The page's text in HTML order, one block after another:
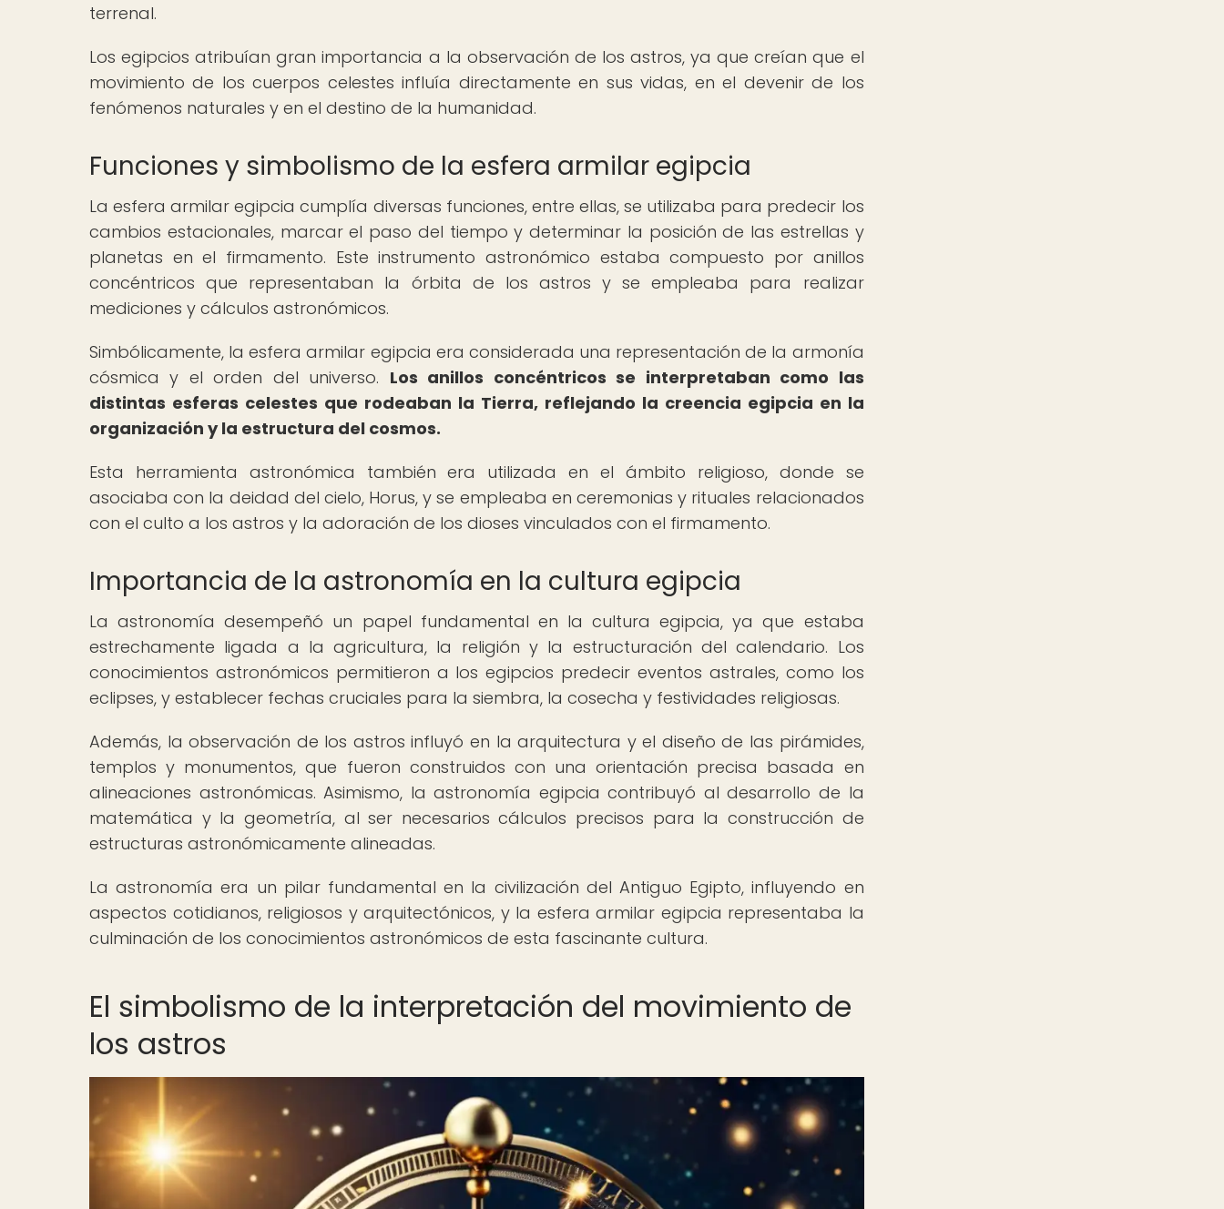
terrenal.
Los egipcios atribuían gran importancia a la observación de los astros, ya que creían que el
movimiento de los cuerpos celestes influía directamente en sus vidas, en el devenir de los
fenómenos naturales y en el destino de la humanidad.
Funciones y simbolismo de la esfera armilar egipcia
La esfera armilar egipcia cumplía diversas funciones, entre ellas, se utilizaba para predecir los
cambios estacionales, marcar el paso del tiempo y determinar la posición de las estrellas y
planetas en el firmamento. Este instrumento astronómico estaba compuesto por anillos
concéntricos que representaban la órbita de los astros y se empleaba para realizar
mediciones y cálculos astronómicos.
Simbólicamente, la esfera armilar egipcia era considerada una representación de la armonía
cósmica y el orden del universo. Los anillos concéntricos se interpretaban como las
distintas esferas celestes que rodeaban la Tierra, reflejando la creencia egipcia en la
organización y la estructura del cosmos.
Esta herramienta astronómica también era utilizada en el ámbito religioso, donde se
asociaba con la deidad del cielo, Horus, y se empleaba en ceremonias y rituales relacionados
con el culto a los astros y la adoración de los dioses vinculados con el firmamento.
Importancia de la astronomía en la cultura egipcia
La astronomía desempeñó un papel fundamental en la cultura egipcia, ya que estaba
estrechamente ligada a la agricultura, la religión y la estructuración del calendario. Los
conocimientos astronómicos permitieron a los egipcios predecir eventos astrales, como los
eclipses, y establecer fechas cruciales para la siembra, la cosecha y festividades religiosas.
Además, la observación de los astros influyó en la arquitectura y el diseño de las pirámides,
templos y monumentos, que fueron construidos con una orientación precisa basada en
alineaciones astronómicas. Asimismo, la astronomía egipcia contribuyó al desarrollo de la
matemática y la geometría, al ser necesarios cálculos precisos para la construcción de
estructuras astronómicamente alineadas.
La astronomía era un pilar fundamental en la civilización del Antiguo Egipto, influyendo en
aspectos cotidianos, religiosos y arquitectónicos, y la esfera armilar egipcia representaba la
culminación de los conocimientos astronómicos de esta fascinante cultura.
El simbolismo de la interpretación del movimiento de
los astros